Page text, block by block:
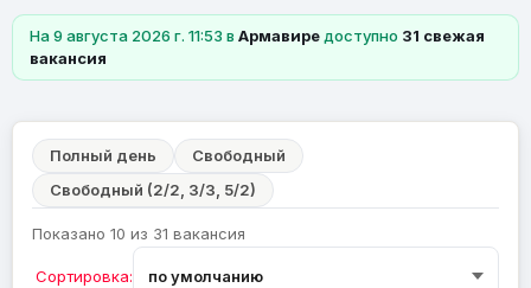
На 9 августа 2026 г. 11:53 в Армавире доступно 31 свежая
вакансия
Полный день
Свободный
Свободный (2/2, 3/3, 5/2)
Показано 10 из 31 вакансия
Сортировка: